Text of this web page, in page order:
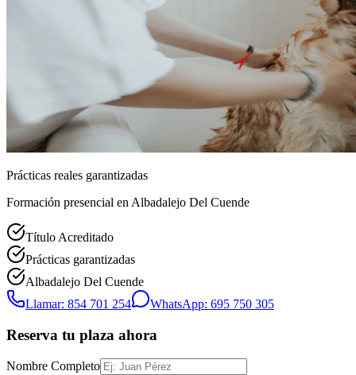
Prácticas reales garantizadas
Formación presencial en Albadalejo Del Cuende
Título Acreditado
Prácticas garantizadas
Albadalejo Del Cuende
Llamar: 854 701 254
WhatsApp: 695 750 305
Reserva tu plaza ahora
Nombre Completo